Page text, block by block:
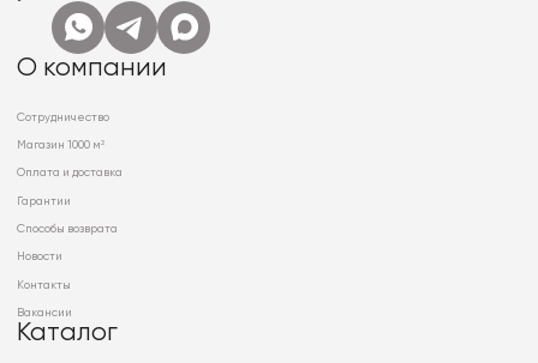
О компании
Сотрудничество
Магазин 1000 м²
Оплата и доставка
Гарантии
Способы возврата
Новости
Контакты
Вакансии
Каталог